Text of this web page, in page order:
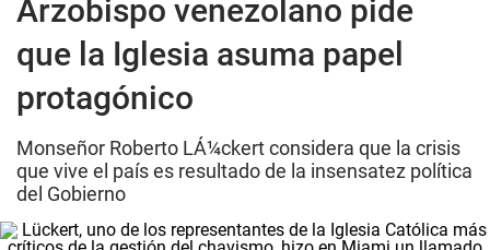
Arzobispo venezolano pide
que la Iglesia asuma papel
protagónico
Monseñor Roberto LÁ¼ckert considera que la crisis
que vive el país es resultado de la insensatez política
del Gobierno